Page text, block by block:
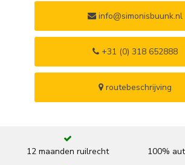
info@simonisbuunk.nl
+31 (0) 318 652888
routebeschrijving
12 maanden ruilrecht 100%